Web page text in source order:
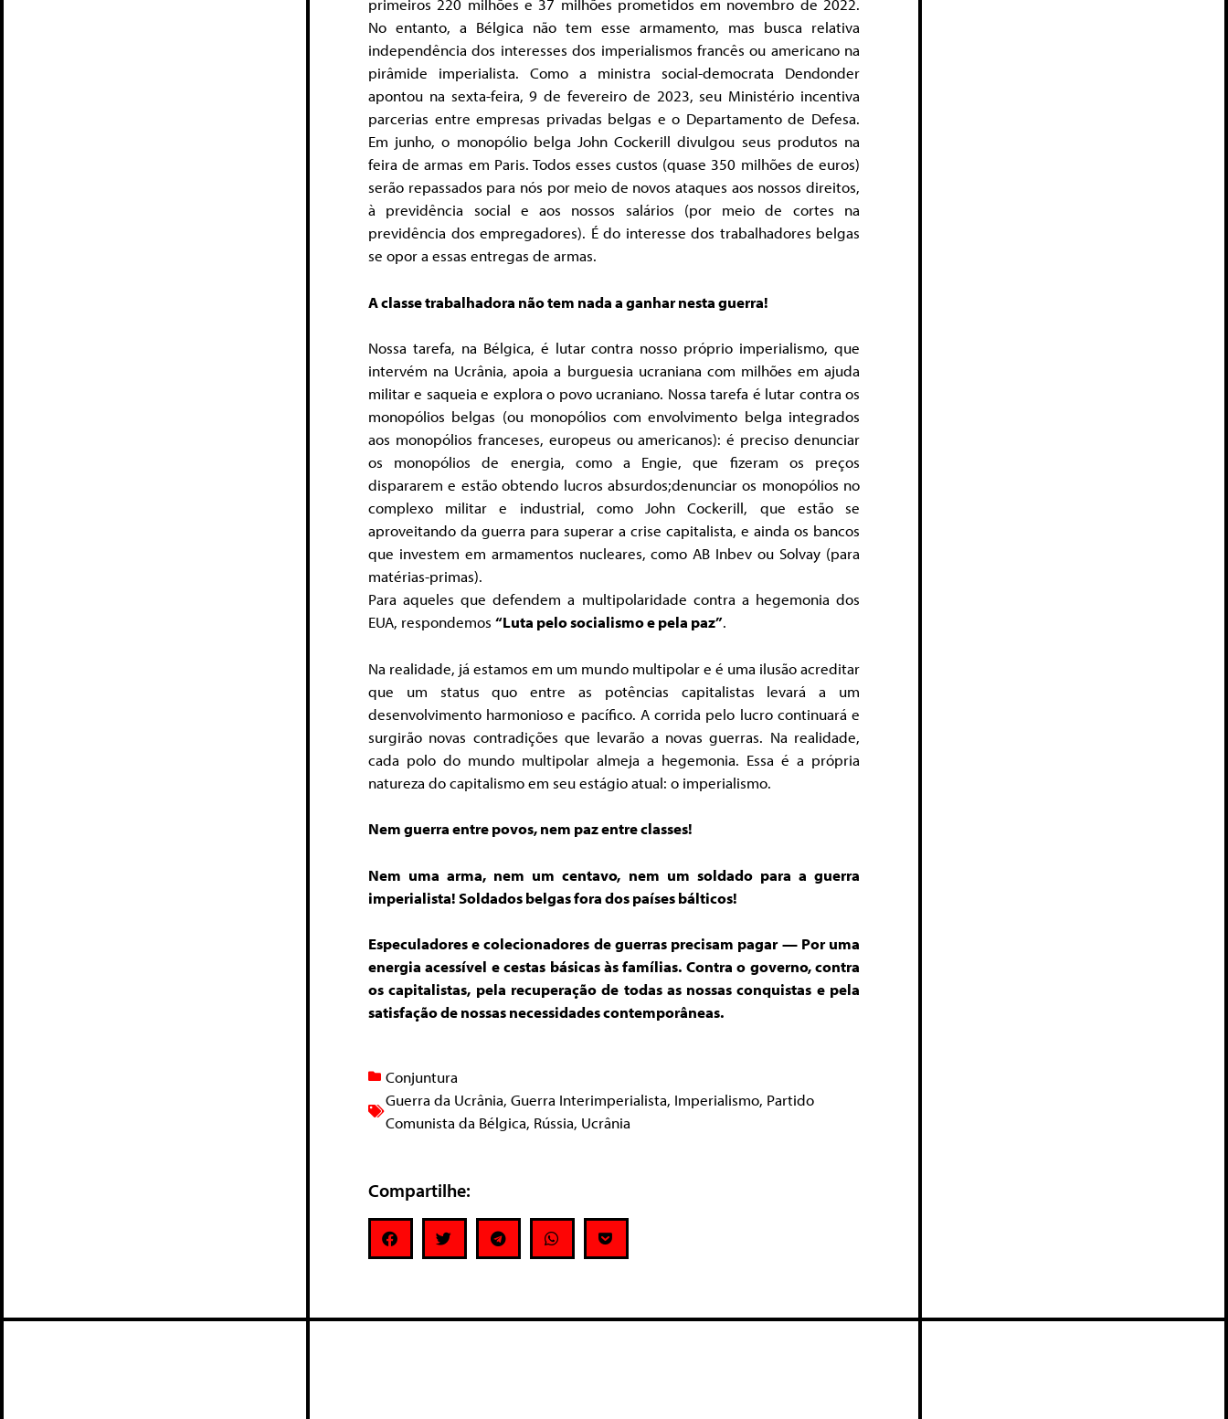
primeiros 220 milhões e 37 milhões prometidos em novembro de 2022.
No entanto, a Bélgica não tem esse armamento, mas busca relativa
independência dos interesses dos imperialismos francês ou americano na
pirâmide imperialista. Como a ministra social-democrata Dendonder
apontou na sexta-feira, 9 de fevereiro de 2023, seu Ministério incentiva
parcerias entre empresas privadas belgas e o Departamento de Defesa.
Em junho, o monopólio belga John Cockerill divulgou seus produtos na
feira de armas em Paris. Todos esses custos (quase 350 milhões de euros)
serão repassados para nós por meio de novos ataques aos nossos direitos,
à previdência social e aos nossos salários (por meio de cortes na
previdência dos empregadores). É do interesse dos trabalhadores belgas
se opor a essas entregas de armas.
A classe trabalhadora não tem nada a ganhar nesta guerra!
Nossa tarefa, na Bélgica, é lutar contra nosso próprio imperialismo, que
intervém na Ucrânia, apoia a burguesia ucraniana com milhões em ajuda
militar e saqueia e explora o povo ucraniano. Nossa tarefa é lutar contra os
monopólios belgas (ou monopólios com envolvimento belga integrados
aos monopólios franceses, europeus ou americanos): é preciso denunciar
os monopólios de energia, como a Engie, que fizeram os preços
dispararem e estão obtendo lucros absurdos;denunciar os monopólios no
complexo militar e industrial, como John Cockerill, que estão se
aproveitando da guerra para superar a crise capitalista, e ainda os bancos
que investem em armamentos nucleares, como AB Inbev ou Solvay (para
matérias-primas).
Para aqueles que defendem a multipolaridade contra a hegemonia dos
EUA, respondemos “Luta pelo socialismo e pela paz”.
Na realidade, já estamos em um mundo multipolar e é uma ilusão acreditar
que um status quo entre as potências capitalistas levará a um
desenvolvimento harmonioso e pacífico. A corrida pelo lucro continuará e
surgirão novas contradições que levarão a novas guerras. Na realidade,
cada polo do mundo multipolar almeja a hegemonia. Essa é a própria
natureza do capitalismo em seu estágio atual: o imperialismo.
Nem guerra entre povos, nem paz entre classes!
Nem uma arma, nem um centavo, nem um soldado para a guerra
imperialista! Soldados belgas fora dos países bálticos!
Especuladores e colecionadores de guerras precisam pagar — Por uma
energia acessível e cestas básicas às famílias. Contra o governo, contra
os capitalistas, pela recuperação de todas as nossas conquistas e pela
satisfação de nossas necessidades contemporâneas.
Conjuntura
Guerra da Ucrânia, Guerra Interimperialista, Imperialismo, Partido
Comunista da Bélgica, Rússia, Ucrânia
Compartilhe: